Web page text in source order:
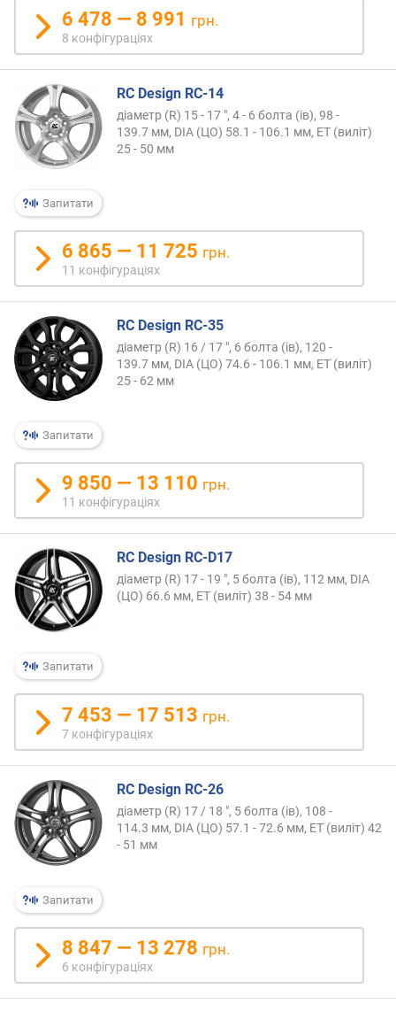
6 478 — 8 991 грн.
8 конфігураціях
Запитати
RC Design RC-14
діаметр (R) 15 - 17 ", 4 - 6 болта (ів), 98 -
139.7 мм, DIA (ЦО) 58.1 - 106.1 мм, ET (виліт)
25 - 50 мм
6 865 — 11 725 грн.
11 конфігураціях
Запитати
RC Design RC-35
діаметр (R) 16 / 17 ", 6 болта (ів), 120 -
139.7 мм, DIA (ЦО) 74.6 - 106.1 мм, ET (виліт)
25 - 62 мм
9 850 — 13 110 грн.
11 конфігураціях
Запитати
RC Design RC-D17
діаметр (R) 17 - 19 ", 5 болта (ів), 112 мм, DIA
(ЦО) 66.6 мм, ET (виліт) 38 - 54 мм
7 453 — 17 513 грн.
7 конфігураціях
Запитати
RC Design RC-26
діаметр (R) 17 / 18 ", 5 болта (ів), 108 -
114.3 мм, DIA (ЦО) 57.1 - 72.6 мм, ET (виліт) 42
- 51 мм
8 847 — 13 278 грн.
6 конфігураціях